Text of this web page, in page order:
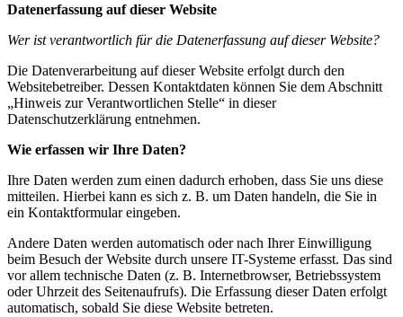
Datenerfassung auf dieser Website
Wer ist verantwortlich für die Datenerfassung auf dieser Website?
Die Datenverarbeitung auf dieser Website erfolgt durch den
Websitebetreiber. Dessen Kontaktdaten können Sie dem Abschnitt
„Hinweis zur Verantwortlichen Stelle“ in dieser
Datenschutzerklärung entnehmen.
Wie erfassen wir Ihre Daten?
Ihre Daten werden zum einen dadurch erhoben, dass Sie uns diese
mitteilen. Hierbei kann es sich z. B. um Daten handeln, die Sie in
ein Kontaktformular eingeben.
Andere Daten werden automatisch oder nach Ihrer Einwilligung
beim Besuch der Website durch unsere IT-Systeme erfasst. Das sind
vor allem technische Daten (z. B. Internetbrowser, Betriebssystem
oder Uhrzeit des Seitenaufrufs). Die Erfassung dieser Daten erfolgt
automatisch, sobald Sie diese Website betreten.